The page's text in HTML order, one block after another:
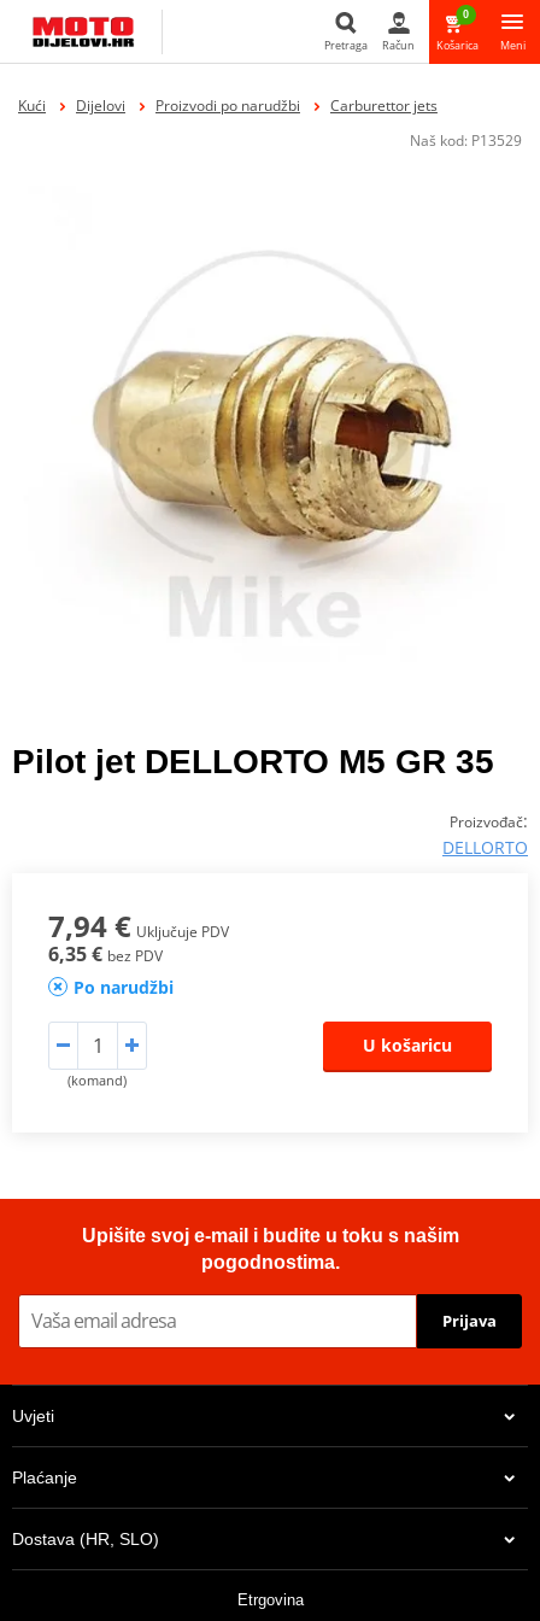
Pretraga
Pretraga Račun
0
Košarica Meni
Kući Dijelovi Proizvodi po narudžbi
Carburettor jets
Naš kod: P13529
Pilot jet DELLORTO M5 GR 35
Proizvođač:
DELLORTO
7,94 € Uključuje PDV
6,35 € bez PDV
Po narudžbi
(komand)
U košaricu
Upišite svoj e-mail i budite u toku s našim
pogodnostima.
Prijava
Uvjeti
Plaćanje
Dostava (HR, SLO)
Etrgovina